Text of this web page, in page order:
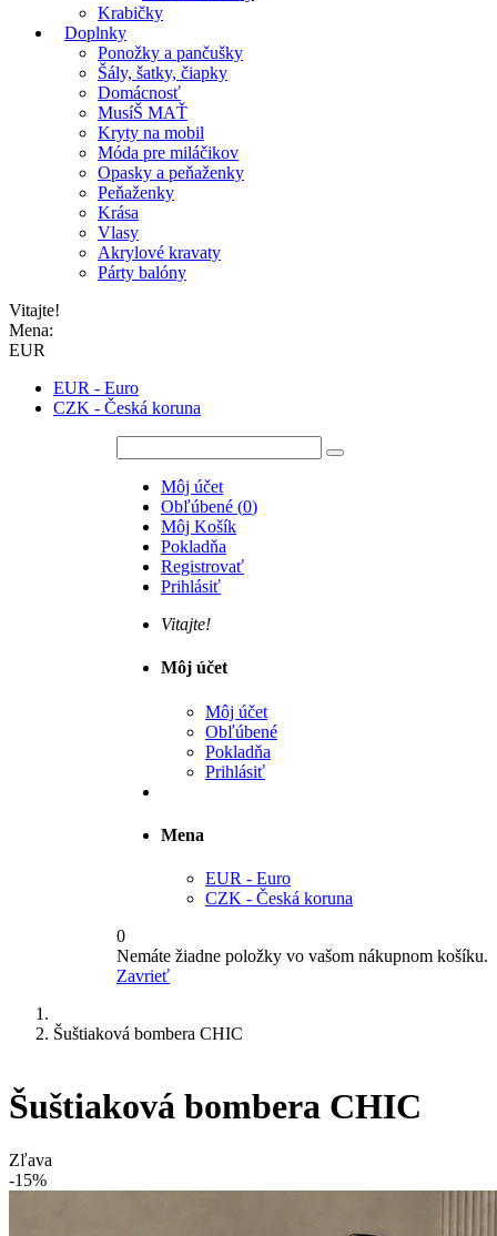
Krabičky
Doplnky
Ponožky a pančušky
Šály, šatky, čiapky
Domácnosť
MusíŠ MAŤ
Kryty na mobil
Móda pre miláčikov
Opasky a peňaženky
Peňaženky
Krása
Vlasy
Akrylové kravaty
Párty balóny
Vitajte!
Mena:
EUR
EUR - Euro
CZK - Česká koruna
Môj účet
Obľúbené (0)
Môj Košík
Pokladňa
Registrovať
Prihlásiť
Vitajte!
Môj účet
Môj účet
Obľúbené
Pokladňa
Prihlásiť
Mena
EUR - Euro
CZK - Česká koruna
0
Nemáte žiadne položky vo vašom nákupnom košíku.
Zavrieť
Šuštiaková bombera CHIC
Šuštiaková bombera CHIC
Zľava
-15%